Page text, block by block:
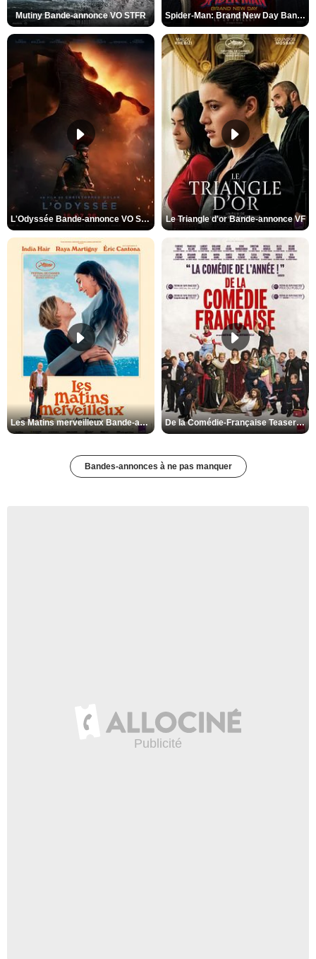
Mutiny Bande-annonce VO STFR Spider-Man: Brand New Day Bande-annonce VO STFR
L'Odyssée Bande-annonce VO STFR Le Triangle d'or Bande-annonce VF
Les Matins merveilleux Bande-annonce VF De la Comédie-Française Teaser VF
Bandes-annonces à ne pas manquer